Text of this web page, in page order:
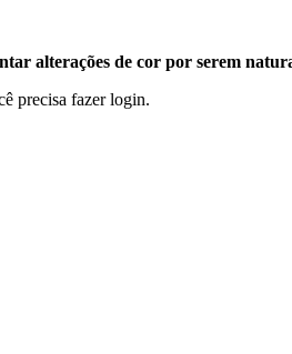
alterações de cor por serem
precisa fazer login.